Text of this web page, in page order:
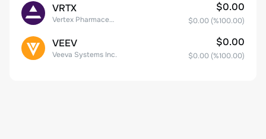
VRTX
Vertex Pharmaceuticals Inc
$0.00
$0.00 (%100.00)
VEEV
Veeva Systems Inc.
$0.00
$0.00 (%100.00)